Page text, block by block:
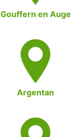
Gouffern en Auge
Argentan